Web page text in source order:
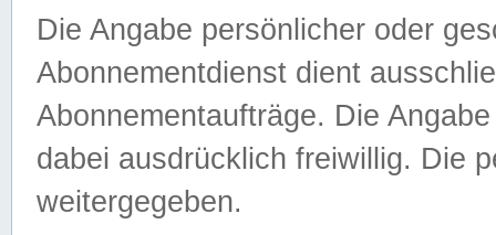
Die Angabe persönlicher oder
Abonnementdienst dient
Abonnementaufträge. Die
dabei ausdrücklich freiwillig. Die
weitergegeben.